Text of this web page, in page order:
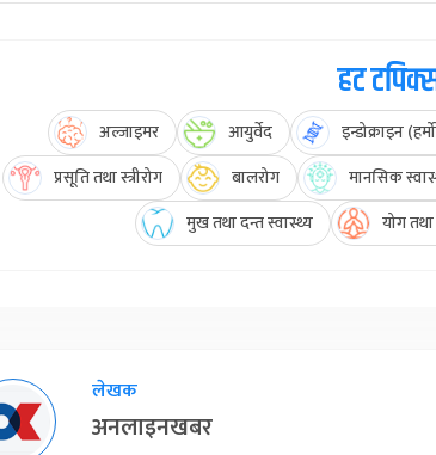
हट
अल्जाइमर आयुर्वेद इन्डोक्राइन
प्रसूति तथा स्त्रीरोग
बालरोग मानसिक
मुख तथा दन्त स्वास्थ्य
योग तथा
लेखक
अनलाइनखबर